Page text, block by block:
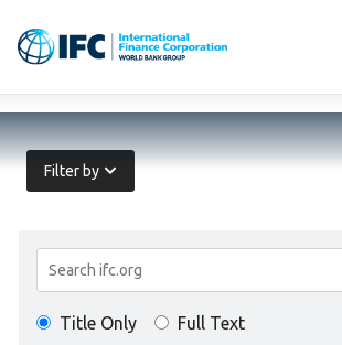
Filter by
Search
Results
Title Only Full Text